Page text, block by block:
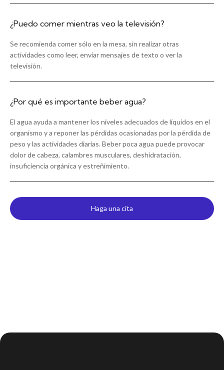
¿Puedo comer mientras veo la televisión?
Se recomienda comer sólo en la mesa, sin realizar otras
actividades como leer, enviar mensajes de texto o ver la
televisión.
¿Por qué es importante beber agua?
El agua ayuda a mantener los niveles adecuados de líquidos en el
organismo y a reponer las pérdidas ocasionadas por la pérdida de
peso y las actividades diarias. Beber poca agua puede provocar
dolor de cabeza, calambres musculares, deshidratación,
insuficiencia orgánica y estreñimiento.
Haga una cita